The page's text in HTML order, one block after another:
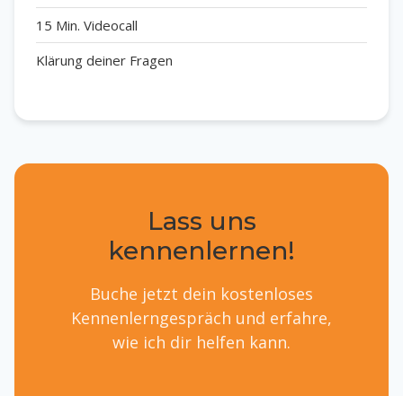
15 Min. Videocall
Klärung deiner Fragen
Lass uns
kennenlernen!
Buche jetzt dein kostenloses
Kennenlerngespräch und erfahre,
wie ich dir helfen kann.